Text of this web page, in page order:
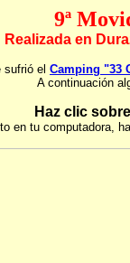
9ª
Realizada en
sufrió el Camping "33
A continuación
Haz clic
en tu computadora,